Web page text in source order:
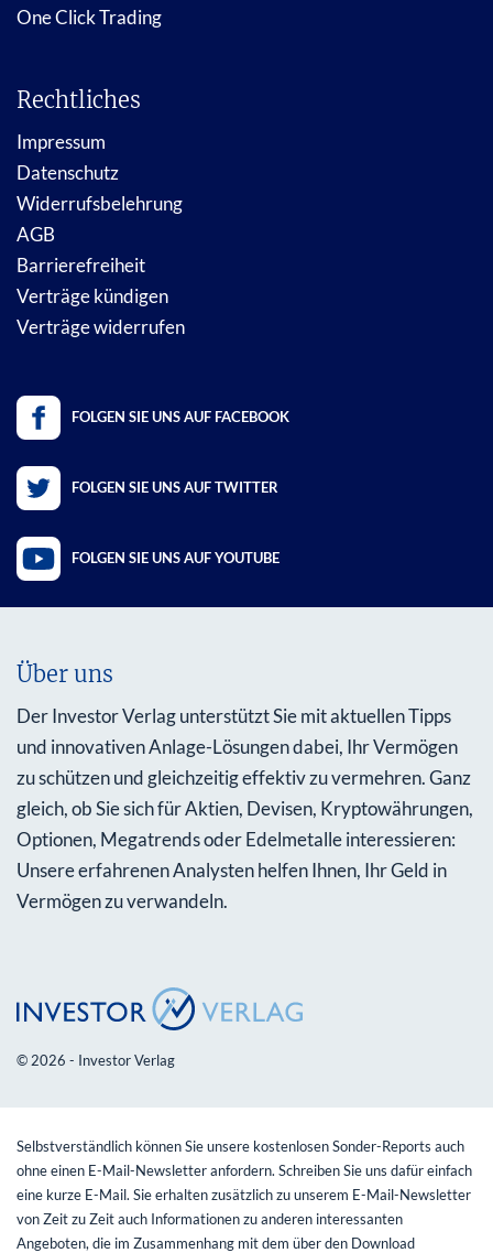
One Click Trading
Rechtliches
Impressum
Datenschutz
Widerrufsbelehrung
AGB
Barrierefreiheit
Verträge kündigen
Verträge widerrufen
FOLGEN SIE UNS AUF FACEBOOK
FOLGEN SIE UNS AUF TWITTER
FOLGEN SIE UNS AUF YOUTUBE
Über uns
Der Investor Verlag unterstützt Sie mit aktuellen Tipps
und innovativen Anlage-Lösungen dabei, Ihr Vermögen
zu schützen und gleichzeitig effektiv zu vermehren. Ganz
gleich, ob Sie sich für Aktien, Devisen, Kryptowährungen,
Optionen, Megatrends oder Edelmetalle interessieren:
Unsere erfahrenen Analysten helfen Ihnen, Ihr Geld in
Vermögen zu verwandeln.
© 2026 - Investor Verlag
Selbstverständlich können Sie unsere kostenlosen Sonder-Reports auch
ohne einen E-Mail-Newsletter anfordern. Schreiben Sie uns dafür einfach
eine kurze E-Mail. Sie erhalten zusätzlich zu unserem E-Mail-Newsletter
von Zeit zu Zeit auch Informationen zu anderen interessanten
Angeboten, die im Zusammenhang mit dem über den Download